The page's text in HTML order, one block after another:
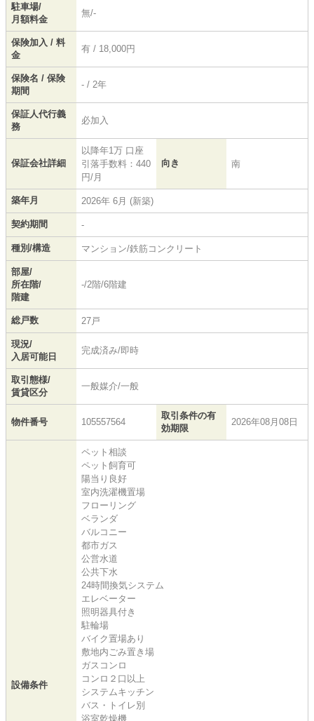
駐車場/
月額料金
無/-
保険加入 / 料
金
有 / 18,000円
保険名 / 保険
期間
- / 2年
保証人代行義
務
必加入
保証会社詳細
以降年1万 口座
引落手数料：440
円/月
向き 南
築年月 2026年 6月 (新築)
契約期間 -
種別/構造 マンション/鉄筋コンクリート
部屋/
所在階/
階建
-/2階/6階建
総戸数 27戸
現況/
入居可能日
完成済み/即時
取引態様/
賃貸区分
一般媒介/一般
物件番号 105557564
取引条件の有
効期限
2026年08月08日
設備条件
ペット相談
ペット飼育可
陽当り良好
室内洗濯機置場
フローリング
ベランダ
バルコニー
都市ガス
公営水道
公共下水
24時間換気システム
エレベーター
照明器具付き
駐輪場
バイク置場あり
敷地内ごみ置き場
ガスコンロ
コンロ２口以上
システムキッチン
バス・トイレ別
浴室乾燥機